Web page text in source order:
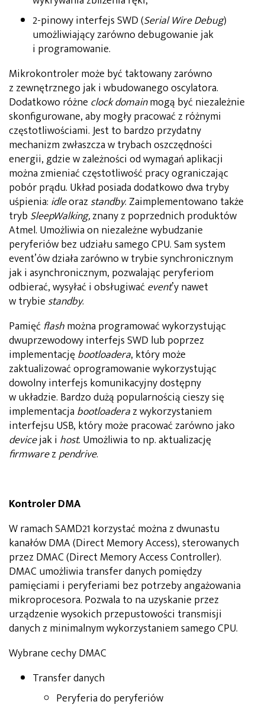
2-pinowy interfejs SWD (Serial Wire Debug)
umożliwiający zarówno debugowanie jak
i programowanie.
Mikrokontroler może być taktowany zarówno
z zewnętrznego jak i wbudowanego oscylatora.
Dodatkowo różne clock domainmogą być niezależnie
skonfigurowane, aby mogły pracować z różnymi
częstotliwościami. Jest to bardzo przydatny
mechanizm zwłaszcza w trybach oszczędności
energii, gdzie w zależności od wymagań aplikacji
można zmieniać częstotliwość pracy ograniczając
pobór prądu. Układ posiada dodatkowo dwa tryby
uśpienia: idleoraz standby. Zaimplementowano także
tryb SleepWalking,znany z poprzednich produktów
Atmel. Umożliwia on niezależne wybudzanie
peryferiów bez udziału samego CPU. Sam system
event’ów działa zarówno w trybie synchronicznym
jak i asynchronicznym, pozwalając peryferiom
odbierać, wysyłać i obsługiwaćevent’y nawet
w trybie standby.
Pamięćflashmożna programować wykorzystując
dwuprzewodowy interfejs SWD lub poprzez
implementacjębootloadera, który może
zaktualizować oprogramowanie wykorzystując
dowolny interfejs komunikacyjny dostępny
w układzie. Bardzo dużą popularnością cieszy się
implementacja bootloaderaz wykorzystaniem
interfejsu USB, który może pracować zarówno jako
devicejak i host. Umożliwia to np. aktualizację
firmwarezpendrive.
Kontroler DMA
W ramach SAMD21 korzystać można z dwunastu
kanałów DMA (Direct Memory Access), sterowanych
przez DMAC (Direct Memory Access Controller).
DMAC umożliwia transfer danych pomiędzy
pamięciami i peryferiami bez potrzeby angażowania
mikroprocesora. Pozwala to na uzyskanie przez
urządzenie wysokich przepustowości transmisji
danych z minimalnym wykorzystaniem samego CPU.
Wybrane cechy DMAC
Transfer danych
Peryferia do peryferiów